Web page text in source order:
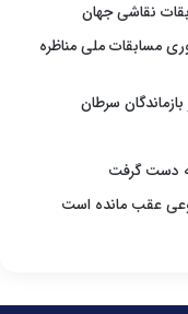
نقاشی جهان
مسابقات ملی مناظره
سرطان
دست گرفت
عقب مانده است